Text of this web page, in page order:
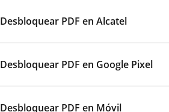
Desbloquear PDF en Alcatel
Desbloquear PDF en Google Pixel
Desbloquear PDF en Móvil